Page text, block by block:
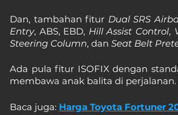
Dan, tambahan fitur Dual SRS
Entry, ABS, EBD, Hill Assist Control,
Steering Column, dan Seat Belt
Ada pula fitur ISOFIX dengan
membawa anak balita di perjalanan.
Baca juga: Harga Toyota Fortuner